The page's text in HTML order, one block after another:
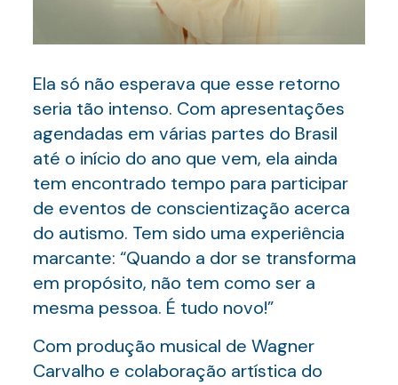
Ela só não esperava que esse retorno
seria tão intenso. Com apresentações
agendadas em várias partes do Brasil
até o início do ano que vem, ela ainda
tem encontrado tempo para participar
de eventos de conscientização acerca
do autismo. Tem sido uma experiência
marcante: “Quando a dor se transforma
em propósito, não tem como ser a
mesma pessoa. É tudo novo!”
Com produção musical de Wagner
Carvalho e colaboração artística do